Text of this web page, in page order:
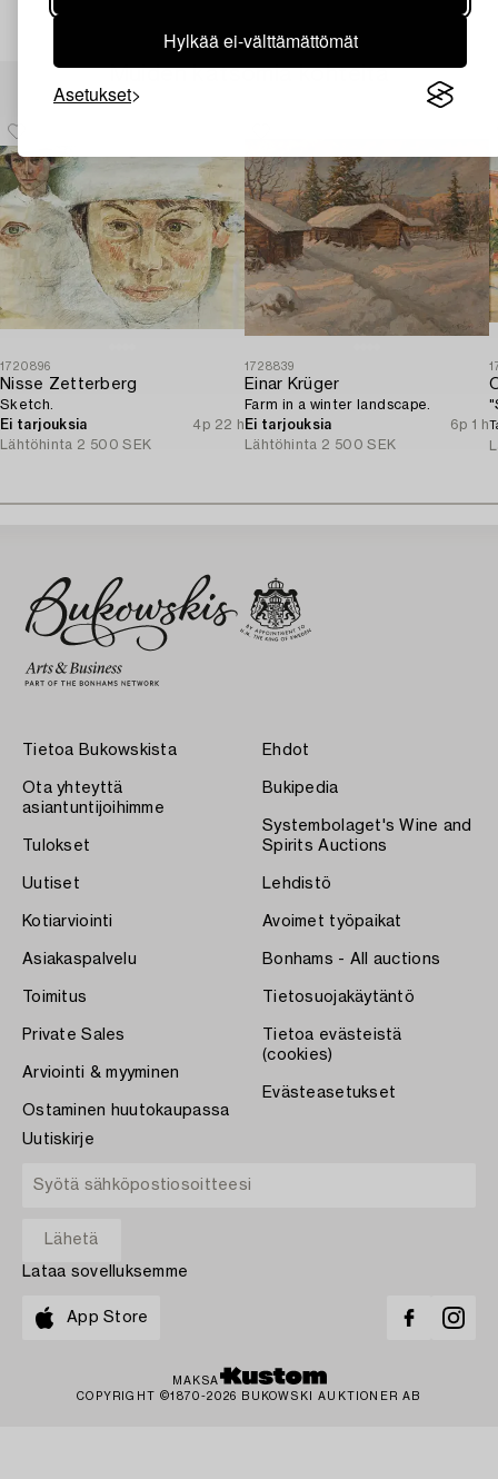
Hylkää ei-välttämättömät
Asetukset
Muiden katsomia kohteita
1720896
Nisse Zetterberg
Sketch.
Ei tarjouksia
4p 22 h
Lähtöhinta 2 500 SEK
1728839
Einar Krüger
Farm in a winter landscape.
Ei tarjouksia
6p 1 h
Lähtöhinta 2 500 SEK
Tietoa Bukowskista
Ota yhteyttä
asiantuntijoihimme
Tulokset
Uutiset
Kotiarviointi
Asiakaspalvelu
Toimitus
Private Sales
Arviointi & myyminen
Ostaminen huutokaupassa
Ehdot
Bukipedia
Systembolaget's Wine and
Spirits Auctions
Lehdistö
Avoimet työpaikat
Bonhams - All auctions
Tietosuojakäytäntö
Tietoa evästeistä
(cookies)
Evästeasetukset
Uutiskirje
Lataa sovelluksemme
App Store
MAKSA
COPYRIGHT ©1870-2026 BUKOWSKI AUKTIONER AB